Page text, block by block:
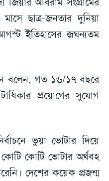
ছাত্র-জনতার দুনিয়া
ইতিহাসের জঘন্যতম
বলেন, গত ১৬/১৭ বছরে
প্রয়োগের সুযোগ
ভুয়া ভোটার দিয়ে
কোটি কোটি ভোটার অর্থবহ
দেশের কয়েক প্রজন্ম